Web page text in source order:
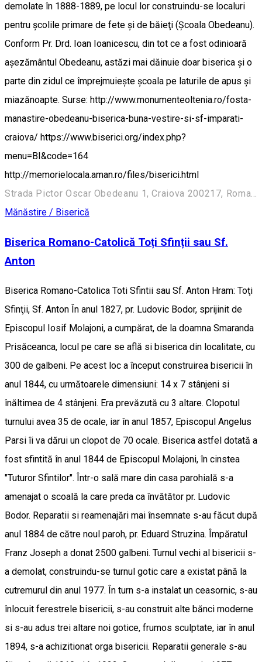
demolate în 1888-1889, pe locul lor construindu-se localuri
pentru şcolile primare de fete şi de băieţi (Şcoala Obedeanu).
Conform Pr. Drd. Ioan Ioanicescu, din tot ce a fost odinioară
așezământul Obedeanu, astăzi mai dăinuie doar biserica și o
parte din zidul ce împrejmuiește școala pe laturile de apus și
miazănoapte. Surse: http://www.monumenteoltenia.ro/fosta-
manastire-obedeanu-biserica-buna-vestire-si-sf-imparati-
craiova/ https://www.biserici.org/index.php?
menu=BI&code=164
http://memorielocala.aman.ro/files/biserici.html
Strada Pictor Oscar Obedeanu 1, Craiova 200217, Romania
Mănăstire / Biserică
Biserica Romano-Catolică Toți Sfinții sau Sf.
Anton
Biserica Romano-Catolica Toti Sfintii sau Sf. Anton Hram: Toţi
Sfinţii, Sf. Anton În anul 1827, pr. Ludovic Bodor, sprijinit de
Episcopul Iosif Molajoni, a cumpărat, de la doamna Smaranda
Prisăceanca, locul pe care se află si biserica din localitate, cu
300 de galbeni. Pe acest loc a început construirea bisericii în
anul 1844, cu următoarele dimensiuni: 14 x 7 stânjeni si
înăltimea de 4 stânjeni. Era prevăzută cu 3 altare. Clopotul
turnului avea 35 de ocale, iar în anul 1857, Episcopul Angelus
Parsi îi va dărui un clopot de 70 ocale. Biserica astfel dotată a
fost sfintită în anul 1844 de Episcopul Molajoni, în cinstea
"Tuturor Sfintilor". Într-o sală mare din casa parohială s-a
amenajat o scoală la care preda ca învătător pr. Ludovic
Bodor. Reparatii si reamenajări mai însemnate s-au făcut după
anul 1884 de către noul paroh, pr. Eduard Struzina. Împăratul
Franz Joseph a donat 2500 galbeni. Turnul vechi al bisericii s-
a demolat, construindu-se turnul gotic care a existat până la
cutremurul din anul 1977. În turn s-a instalat un ceasornic, s-au
înlocuit ferestrele bisericii, s-au construit alte bănci moderne
si s-au adus trei altare noi gotice, frumos sculptate, iar în anul
1894, s-a achizitionat orga bisericii. Reparatii generale s-au